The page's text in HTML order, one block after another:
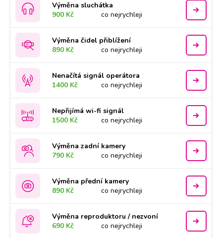
Výměna sluchátka
900 Kč
co nejrychleji
Výměna čidel přiblížení
890 Kč
co nejrychleji
Nenačítá signál operátora
1400 Kč
co nejrychleji
Nepřijímá wi-fi signál
1500 Kč
co nejrychleji
Výměna zadní kamery
790 Kč
co nejrychleji
Výměna přední kamery
890 Kč
co nejrychleji
Výměna reproduktoru / nezvoní
690 Kč
co nejrychleji